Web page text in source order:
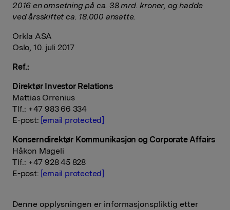
2016 en omsetning på ca. 38 mrd. kroner, og hadde
ved årsskiftet ca. 18.000 ansatte.
Orkla ASA
Oslo, 10. juli 2017
Ref.:
Direktør Investor Relations
Mattias Orrenius
Tlf.: +47 983 66 334
E-post: [email protected]
Konserndirektør Kommunikasjon og Corporate Affairs
Håkon Mageli
Tlf.: +47 928 45 828
E-post: [email protected]
Denne opplysningen er informasjonspliktig etter